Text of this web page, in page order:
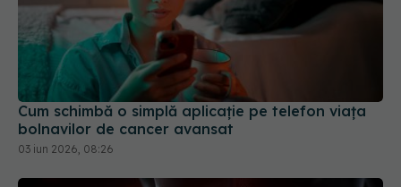
Cum schimbă o simplă aplicație pe telefon viața
bolnavilor de cancer avansat
03 iun 2026, 08:26